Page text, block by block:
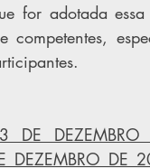
for adotada
DE
DEZEMBRO DE